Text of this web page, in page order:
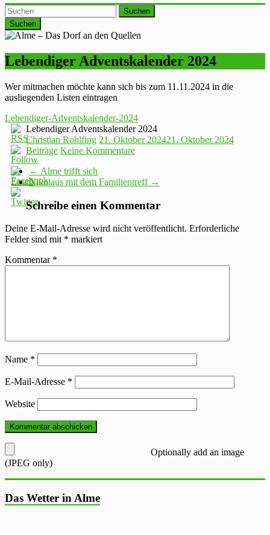
Suchen
Lebendiger Adventskalender 2024
Wer mitmachen möchte kann sich bis zum 11.11.2024 in die
ausliegenden Listen eintragen
Lebendiger-Adventskalender-2024
Lebendiger Adventskalender 2024
Christian Rohlfing 21. Oktober 202421. Oktober 2024
Beiträge Keine Kommentare
← Alme trifft sich
Nikolaus mit dem Familientreff →
Schreibe einen Kommentar
Deine E-Mail-Adresse wird nicht veröffentlicht. Erforderliche
Felder sind mit * markiert
Kommentar *
Name *
E-Mail-Adresse *
Website
Optionally add an image
(JPEG only)
Das Wetter in Alme